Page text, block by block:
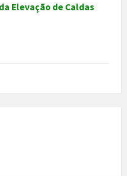
Elevação de Caldas